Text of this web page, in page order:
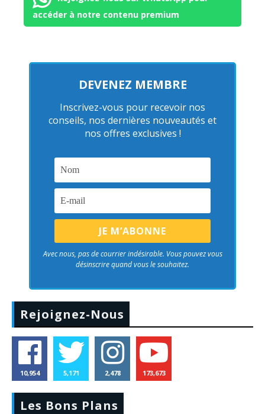
accéder à notre contenu premium
DEVENEZ MEMBRE
Inscrivez-vous pour recevoir nos
conseils, nos dernières nouveautés et
nos offres exclusives !
Avec nous, pas de courrier indésirable. Vous pouvez vous
désinscrire quand vous le souhaitez.
Rejoignez-Nous
10,954 5,171 2,478 173,673
Les Bons Plans